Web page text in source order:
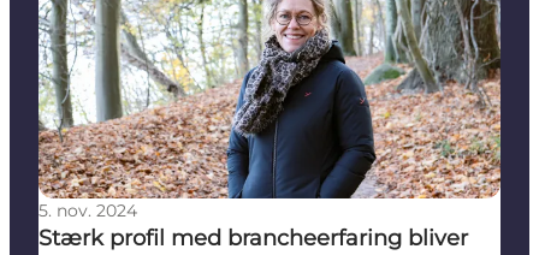
5. nov. 2024
Stærk profil med brancheerfaring bliver